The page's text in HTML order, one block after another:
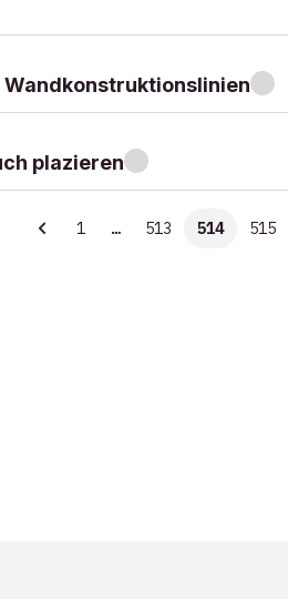
plazieren
1 … 513 514 515